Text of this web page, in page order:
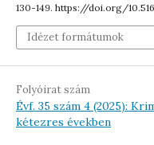
130-149. https://doi.org/
Idézet formátumok
Folyóirat szám
Évf. 35 szám 4 (2025):
kétezres években